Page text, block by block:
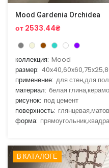
Mood Gardenia Orchidea
от 2533.44₴
коллекция: Mood
размер:
применение: для стен,для
материал: белая
рисунок: под цемент
поверхность:
форма:
В КАТАЛОГЕ